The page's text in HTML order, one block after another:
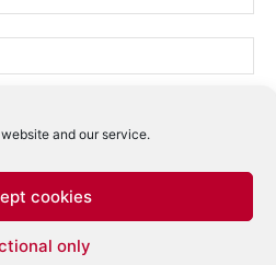
and our service.
cookies
only
sunt publicate articole noi.
pentru a reduce